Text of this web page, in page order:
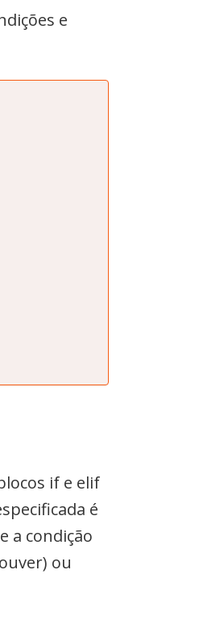
e
if e elif
é
a condição
ou